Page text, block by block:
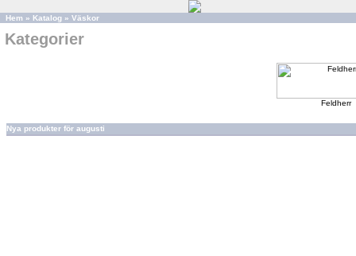
Hem » Katalog » Väskor
Kategorier
Feldherr
Nya produkter för augusti